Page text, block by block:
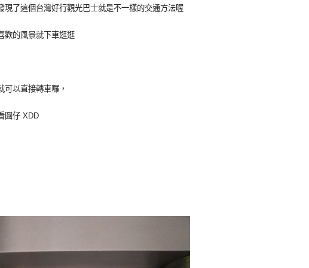
了這個台灣好行觀光巴士就是不一樣的交通方法喔
歡的風景就下車逛逛
以直接轉車囉，
圓仔 XDD